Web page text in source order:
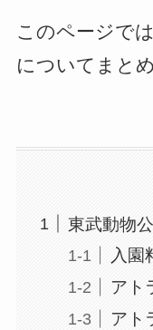
このページで
についてまと
東武動物
入園
アト
アト